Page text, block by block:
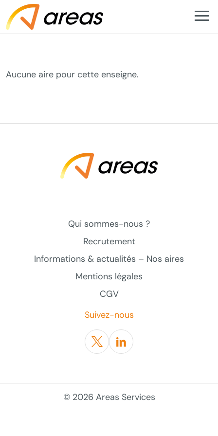
L’ARTISAN DU BURGER
Aucune aire pour cette enseigne.
Qui sommes-nous ?
Recrutement
Informations & actualités – Nos aires
Mentions légales
CGV
Suivez-nous
TwitterLinkedin
© 2026 Areas Services